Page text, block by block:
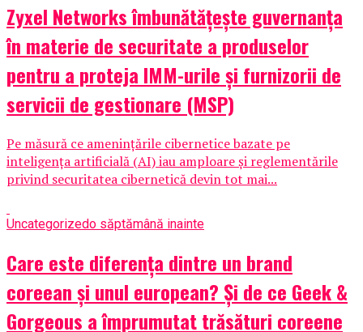
Zyxel Networks îmbunătățește guvernanța
în materie de securitate a produselor
pentru a proteja IMM-urile și furnizorii de
servicii de gestionare (MSP)
Pe măsură ce amenințările cibernetice bazate pe
inteligența artificială (AI) iau amploare și reglementările
privind securitatea cibernetică devin tot mai...
Uncategorizedo săptămână inainte
Care este diferența dintre un brand
coreean și unul european? Și de ce Geek &
Gorgeous a împrumutat trăsături coreene